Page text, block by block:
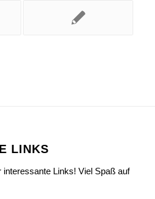
LINKS
interessante Links! Viel Spaß auf